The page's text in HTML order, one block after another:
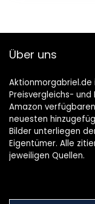
Über uns
Preisvergleichs-
Amazon
neuesten
Bilder unterliegen
Eigentümer. Alle
jeweiligen Quellen.